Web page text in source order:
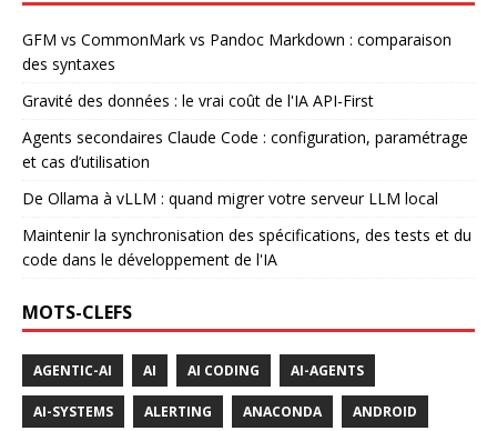
GFM vs CommonMark vs Pandoc Markdown : comparaison
des syntaxes
Gravité des données : le vrai coût de l'IA API-First
Agents secondaires Claude Code : configuration, paramétrage
et cas d’utilisation
De Ollama à vLLM : quand migrer votre serveur LLM local
Maintenir la synchronisation des spécifications, des tests et du
code dans le développement de l'IA
MOTS-CLEFS
AGENTIC-AI AI AI CODING AI-AGENTS
AI-SYSTEMS ALERTING ANACONDA ANDROID